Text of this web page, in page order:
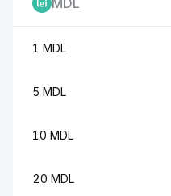
MDL
1 MDL
5 MDL
10 MDL
20 MDL